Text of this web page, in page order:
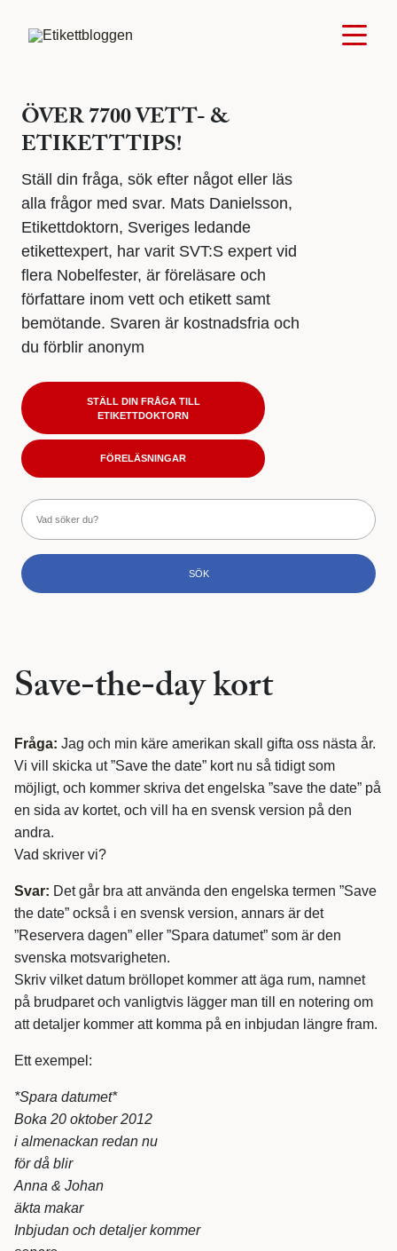
ÖVER 7700 VETT- &
ETIKETTTIPS!
Ställ din fråga, sök efter något eller läs
alla frågor med svar. Mats Danielsson,
Etikettdoktorn, Sveriges ledande
etikettexpert, har varit SVT:S expert vid
flera Nobelfester, är föreläsare och
författare inom vett och etikett samt
bemötande. Svaren är kostnadsfria och
du förblir anonym
STÄLL DIN FRÅGA TILL
ETIKETTDOKTORN
FÖRELÄSNINGAR
Save-the-day kort
Fråga: Jag och min käre amerikan skall gifta oss nästa år.
Vi vill skicka ut ”Save the date” kort nu så tidigt som
möjligt, och kommer skriva det engelska ”save the date” på
en sida av kortet, och vill ha en svensk version på den
andra.
Vad skriver vi?
Svar: Det går bra att använda den engelska termen ”Save
the date” också i en svensk version, annars är det
”Reservera dagen” eller ”Spara datumet” som är den
svenska motsvarigheten.
Skriv vilket datum bröllopet kommer att äga rum, namnet
på brudparet och vanligtvis lägger man till en notering om
att detaljer kommer att komma på en inbjudan längre fram.
Ett exempel:
*Spara datumet*
Boka 20 oktober 2012
i almenackan redan nu
för då blir
Anna & Johan
äkta makar
Inbjudan och detaljer kommer